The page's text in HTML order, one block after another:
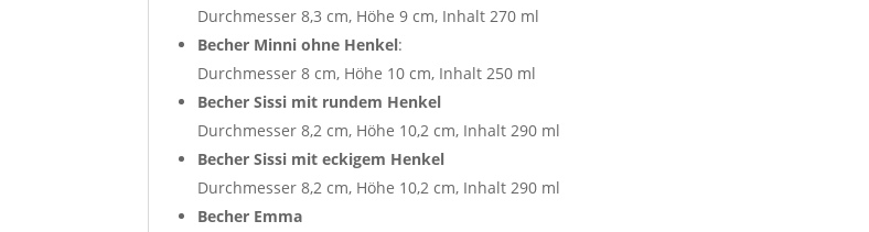
Durchmesser 8,3 cm, Höhe 9 cm, Inhalt 270 ml
Becher Minni ohne Henkel:
Durchmesser 8 cm, Höhe 10 cm, Inhalt 250 ml
Becher Sissi mit rundem Henkel
Durchmesser 8,2 cm, Höhe 10,2 cm, Inhalt 290 ml
Becher Sissi mit eckigem Henkel
Durchmesser 8,2 cm, Höhe 10,2 cm, Inhalt 290 ml
Becher Emma